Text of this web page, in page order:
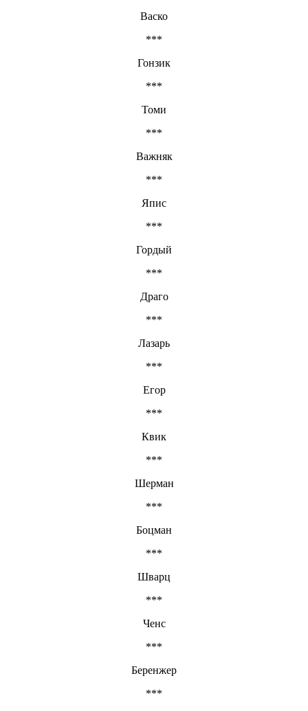
Васко
***
Гонзик
***
Томи
***
Важняк
***
Япис
***
Гордый
***
Драго
***
Лазарь
***
Егор
***
Квик
***
Шерман
***
Боцман
***
Шварц
***
Ченс
***
Беренжер
***